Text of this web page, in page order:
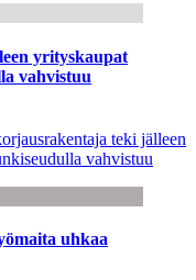
yrityskaupat
vahvistuu
teki jälleen
vahvistuu
uhkaa